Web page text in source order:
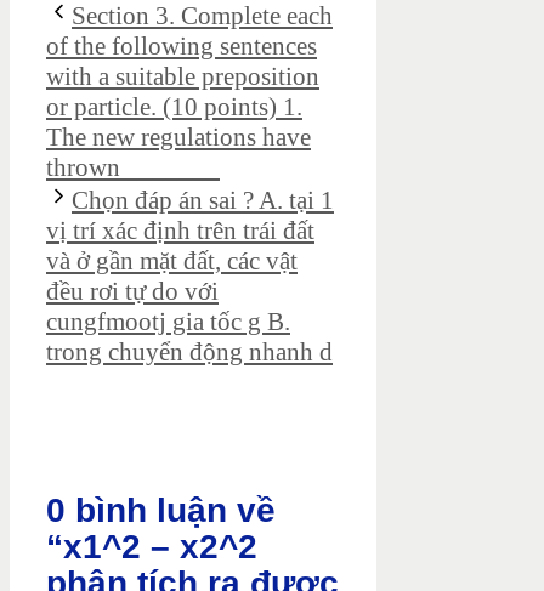
Section 3. Complete each
of the following sentences
with a suitable preposition
or particle. (10 points) 1.
The new regulations have
thrown _______
Chọn đáp án sai ? A. tại 1
vị trí xác định trên trái đất
và ở gần mặt đất, các vật
đều rơi tự do với
cungfmootj gia tốc g B.
trong chuyển động nhanh d
0 bình luận về
“x1^2 – x2^2
phân tích ra được